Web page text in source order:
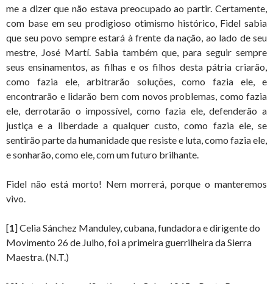
me a dizer que não estava preocupado ao partir. Certamente,
com base em seu prodigioso otimismo histórico, Fidel sabia
que seu povo sempre estará à frente da nação, ao lado de seu
mestre, José Martí. Sabia também que, para seguir sempre
seus ensinamentos, as filhas e os filhos desta pátria criarão,
como fazia ele, arbitrarão soluções, como fazia ele, e
encontrarão e lidarão bem com novos problemas, como fazia
ele, derrotarão o impossível, como fazia ele, defenderão a
justiça e a liberdade a qualquer custo, como fazia ele, se
sentirão parte da humanidade que resiste e luta, como fazia ele,
e sonharão, como ele, com um futuro brilhante.
Fidel não está morto! Nem morrerá, porque o manteremos
vivo.
[1 ] Celia Sánchez Manduley, cubana, fundadora e dirigente do
Movimento 26 de Julho, foi a primeira guerrilheira da Sierra
Maestra. (N.T.)